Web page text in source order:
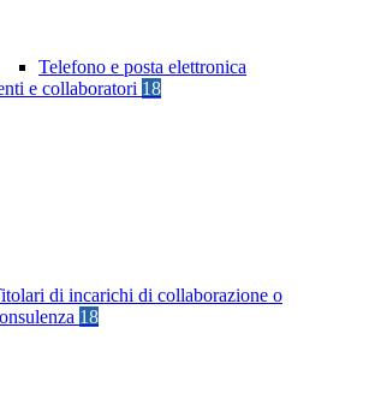
Telefono e posta elettronica
e collaboratori 18
di incarichi di collaborazione o
18